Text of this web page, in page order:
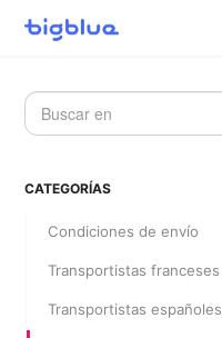
CATEGORÍAS
Condiciones de envío
Transportistas franceses
Transportistas españoles